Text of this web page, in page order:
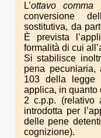
L’ottavo comma
conversione
sostitutiva, da
È prevista
formalità di cui
Si stabilisce
pena
103 della legge
applica, in quanto
2 c.p.p. (relativo
introdotta per
delle pene
cognizione).